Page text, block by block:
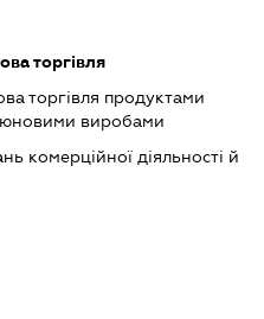
торгівля
торгівля продуктами
виробами
комерційної діяльності й